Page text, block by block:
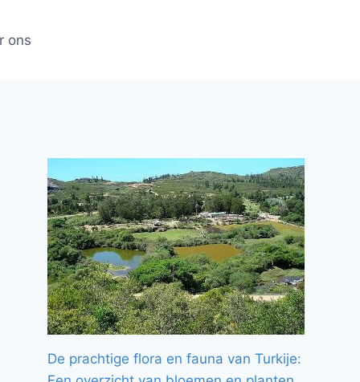
ons
De prachtige flora en fauna van Turkije: